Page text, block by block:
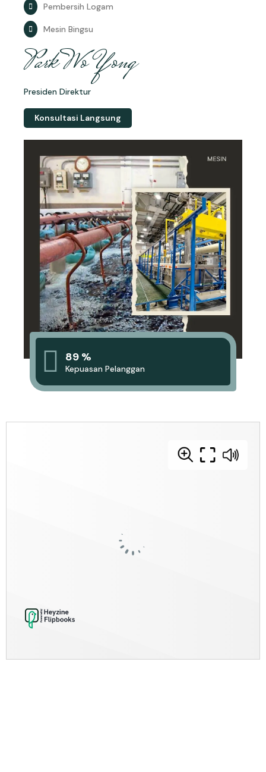
89 %
Kepuasan Pelanggan
Pembersih Logam
Mesin Bingsu
Park Wo Yong
Presiden Direktur
Konsultasi Langsung